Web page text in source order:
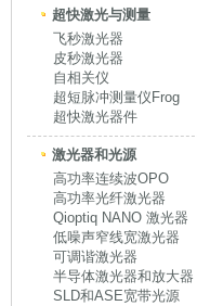
超快激光与测量
飞秒激光器
皮秒激光器
自相关仪
超短脉冲测量仪Frog
超快激光器件
激光器和光源
高功率连续波OPO
高功率光纤激光器
Qioptiq NANO 激光器
低噪声窄线宽激光器
可调谐激光器
半导体激光器和放大器
SLD和ASE宽带光源